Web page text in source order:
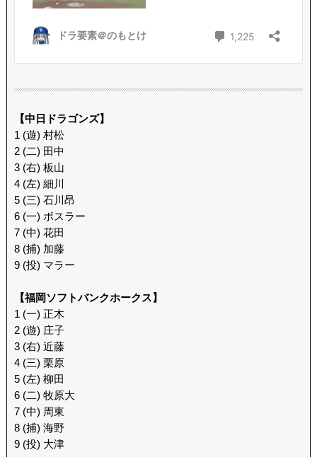
【中日ドラゴンズ】
1 (遊) 村松
2 (二) 田中
3 (右) 板山
4 (左) 細川
5 (三) 石川昂
6 (一) ボスラー
7 (中) 花田
8 (捕) 加藤
9 (投) マラー
【福岡ソフトバンクホークス】
1 (一) 正木
2 (遊) 庄子
3 (右) 近藤
4 (三) 栗原
5 (左) 柳田
6 (二) 牧原大
7 (中) 周東
8 (捕) 海野
9 (投) 大津